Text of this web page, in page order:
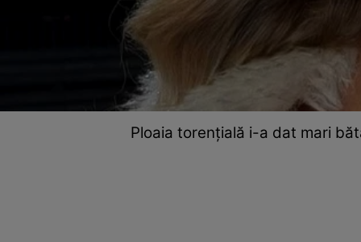
Ploaia torențială i-a dat mari